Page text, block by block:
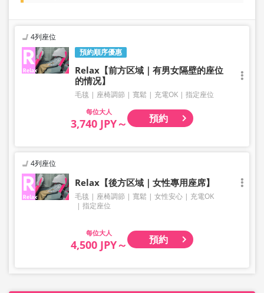
預約順序優惠
4列座位
Relax【前方区域｜有男女隔壁的座位
的情况】
毛毯 座椅調節 寬鬆 充電OK 指定座位
大人
3,740 JPY～ 預約
4列座位
Relax【後方区域｜女性專用座席】
毛毯 座椅調節 寬鬆 女性安心
充電OK
指定座位
大人
4,500 JPY～ 預約